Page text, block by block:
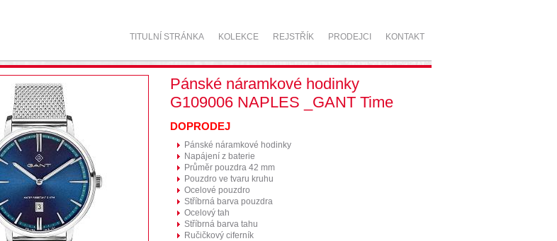
TITULNÍ STRÁNKA KOLEKCE REJSTŘÍK PRODEJCI KONTAKT
Pánské náramkové hodinky
G109006 NAPLES _GANT Time
DOPRODEJ
Pánské náramkové hodinky
Napájení z baterie
Průměr pouzdra 42 mm
Pouzdro ve tvaru kruhu
Ocelové pouzdro
Stříbrná barva pouzdra
Ocelový tah
Stříbrná barva tahu
Ručičkový ciferník